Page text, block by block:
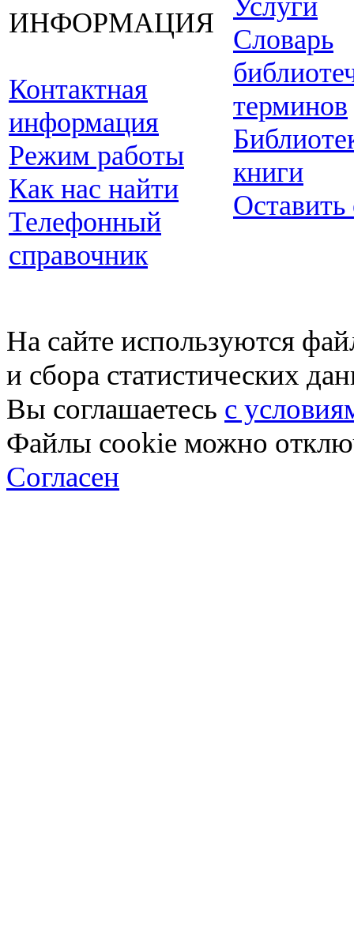
ИНФОРМАЦИЯ
Контактная
информация
Режим работы
Как нас найти
Телефонный
справочник
Услуги
Словарь
терминов
книги
Оставить
На сайте используются
и сбора статистических
Вы соглашаетесь с
Файлы cookie можно
Согласен